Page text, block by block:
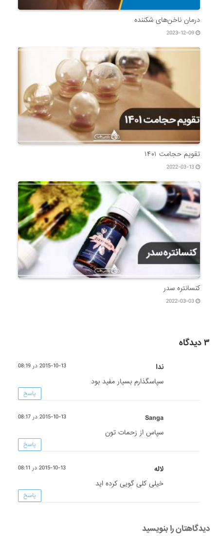
درمان ناخن‌های شکننده
2023-12-09
تقویم حجامت ۱۴۰۱
2022-03-13
کنسانتره سدر
2022-03-03
۳ دیدگاه
ندا 2015-10-13 در 08:19
سپاسگذارم بسیار مفید بود
پاسخ
Sanga 2015-10-13 در 08:17
سپاس از زحمات تون
پاسخ
لاله 2015-10-13 در 08:11
خیلی کلی گویی کرده اید
پاسخ
دیدگاهتان را بنویسید